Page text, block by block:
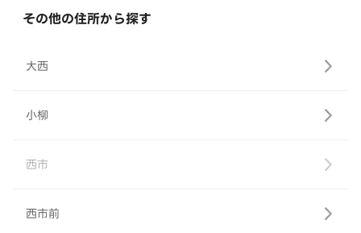
その他の住所から探す
大西
小柳
西市
西市前